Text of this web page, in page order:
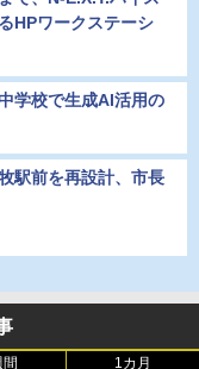
HPワークステーシ
学校で生成AI活用の
駅前を再設計、市長
間 1カ月